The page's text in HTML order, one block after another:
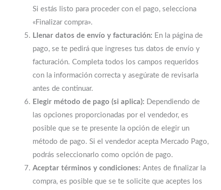
Si estás listo para proceder con el pago, selecciona
«Finalizar compra».
Llenar datos de envío y facturación: En la página de
pago, se te pedirá que ingreses tus datos de envío y
facturación. Completa todos los campos requeridos
con la información correcta y asegúrate de revisarla
antes de continuar.
Elegir método de pago (si aplica): Dependiendo de
las opciones proporcionadas por el vendedor, es
posible que se te presente la opción de elegir un
método de pago. Si el vendedor acepta Mercado Pago,
podrás seleccionarlo como opción de pago.
Aceptar términos y condiciones: Antes de finalizar la
compra, es posible que se te solicite que aceptes los